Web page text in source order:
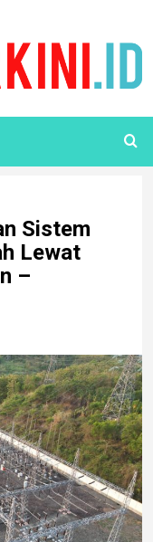
Sistem
Lewat
–